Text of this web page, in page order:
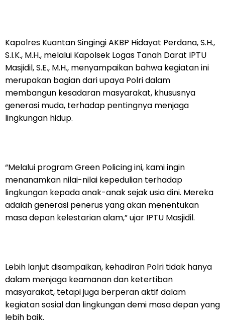
Kapolres Kuantan Singingi AKBP Hidayat Perdana, S.H.,
S.I.K., M.H., melalui Kapolsek Logas Tanah Darat IPTU
Masjidil, S.E., M.H., menyampaikan bahwa kegiatan ini
merupakan bagian dari upaya Polri dalam
membangun kesadaran masyarakat, khususnya
generasi muda, terhadap pentingnya menjaga
lingkungan hidup.
“Melalui program Green Policing ini, kami ingin
menanamkan nilai-nilai kepedulian terhadap
lingkungan kepada anak-anak sejak usia dini. Mereka
adalah generasi penerus yang akan menentukan
masa depan kelestarian alam,” ujar IPTU Masjidil.
Lebih lanjut disampaikan, kehadiran Polri tidak hanya
dalam menjaga keamanan dan ketertiban
masyarakat, tetapi juga berperan aktif dalam
kegiatan sosial dan lingkungan demi masa depan yang
lebih baik.